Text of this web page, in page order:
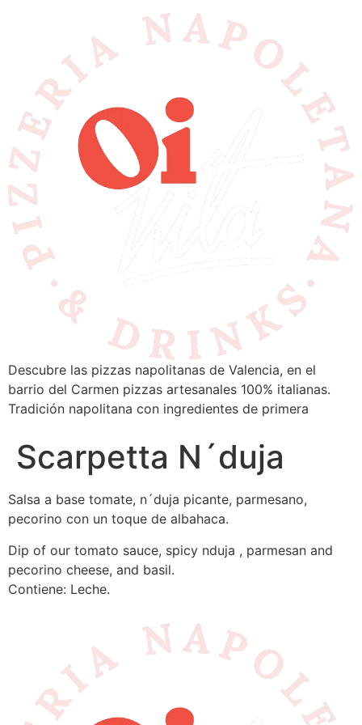
Descubre las pizzas napolitanas de Valencia, en el
barrio del Carmen pizzas artesanales 100% italianas.
Tradición napolitana con ingredientes de primera
Scarpetta N´duja
Salsa a base tomate, n´duja picante, parmesano,
pecorino con un toque de albahaca.
Dip of our tomato sauce, spicy nduja , parmesan and
pecorino cheese, and basil.
Contiene: Leche.